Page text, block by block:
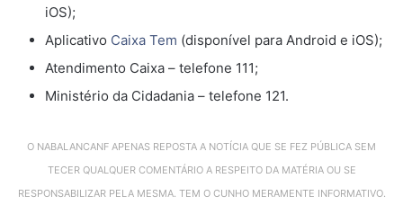
iOS);
Aplicativo Caixa Tem (disponível para Android e iOS);
Atendimento Caixa – telefone 111;
Ministério da Cidadania – telefone 121.
O NABALANCANF APENAS REPOSTA A NOTÍCIA QUE SE FEZ PÚBLICA SEM
TECER QUALQUER COMENTÁRIO A RESPEITO DA MATÉRIA OU SE
RESPONSABILIZAR PELA MESMA. TEM O CUNHO MERAMENTE INFORMATIVO.